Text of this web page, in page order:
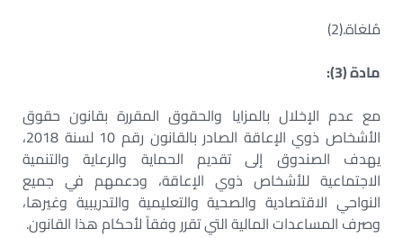
مُلغاة.(2)
مادة (3):
مع عدم الإخلال بالمزايا والحقوق المقررة بقانون حقوق
الأشخاص ذوي الإعاقة الصادر بالقانون رقم 10 لسنة 2018،
يهدف الصندوق إلى تقديم الحماية والرعاية والتنمية
الاجتماعية للأشخاص ذوي الإعاقة، ودعمهم في جميع
النواحي الاقتصادية والصحية والتعليمية والتدريبية وغيرها،
وصرف المساعدات المالية التي تقرر وفقاً لأحكام هذا القانون.